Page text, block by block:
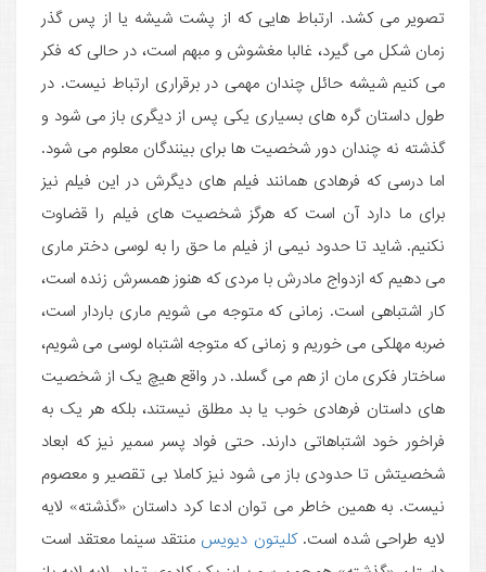
تصویر می کشد. ارتباط هایی که از پشت شیشه یا از پس گذر
زمان شکل می گیرد، غالبا مغشوش و مبهم است، در حالی که فکر
می کنیم شیشه حائل چندان مهمی در برقراری ارتباط نیست. در
طول داستان گره های بسیاری یکی پس از دیگری باز می شود و
گذشته نه چندان دور شخصیت ها برای بینندگان معلوم می شود.
اما درسی که فرهادی همانند فیلم های دیگرش در این فیلم نیز
برای ما دارد آن است که هرگز شخصیت های فیلم را قضاوت
نکنیم. شاید تا حدود نیمی از فیلم ما حق را به لوسی دختر ماری
می دهیم که ازدواج مادرش با مردی که هنوز همسرش زنده است،
کار اشتباهی است. زمانی که متوجه می شویم ماری باردار است،
ضربه مهلکی می خوریم و زمانی که متوجه اشتباه لوسی می شویم،
ساختار فکری مان از هم می گسلد. در واقع هیچ یک از شخصیت
های داستان فرهادی خوب یا بد مطلق نیستند، بلکه هر یک به
فراخور خود اشتباهاتی دارند. حتی فواد پسر سمیر نیز که ابعاد
شخصیتش تا حدودی باز می شود نیز کاملا بی تقصیر و معصوم
نیست. به همین خاطر می توان ادعا کرد داستان «گذشته» لایه
لایه طراحی شده است.کلیتون دیویس منتقد سینما معتقد است